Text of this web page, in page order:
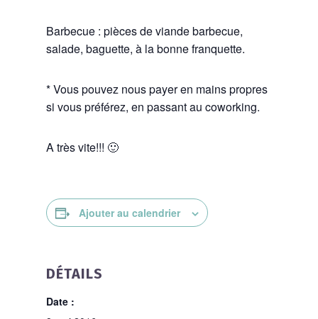
Barbecue : pièces de viande barbecue,
salade, baguette, à la bonne franquette.
* Vous pouvez nous payer en mains propres
si vous préférez, en passant au coworking.
A très vite!!! 🙂
Ajouter au calendrier
DÉTAILS
Date :